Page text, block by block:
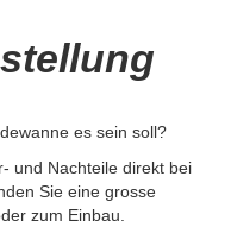
es sein soll?
und Nachteile direkt bei
Sie eine grosse
zum Einbau.